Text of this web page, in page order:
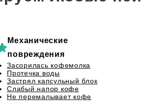
Механические
повреждения
Засорилась кофемолка
Протечка воды
Застрял капсульный блок
Слабый напор кофе
Не перемалывает кофе